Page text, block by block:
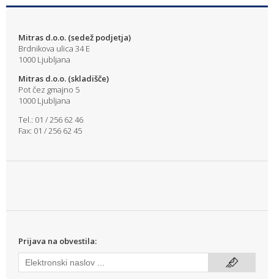
Mitras d.o.o. (sedež podjetja)
Brdnikova ulica 34 E
1000 Ljubljana
Mitras d.o.o. (skladišče)
Pot čez gmajno 5
1000 Ljubljana
Tel.: 01 / 256 62 46
Fax: 01 / 256 62 45
Prijava na obvestila: